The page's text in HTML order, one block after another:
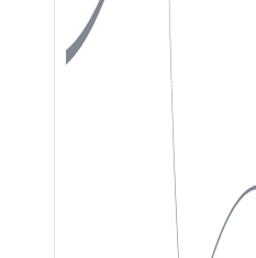
特定商取引法表示
プライバシーポリシー